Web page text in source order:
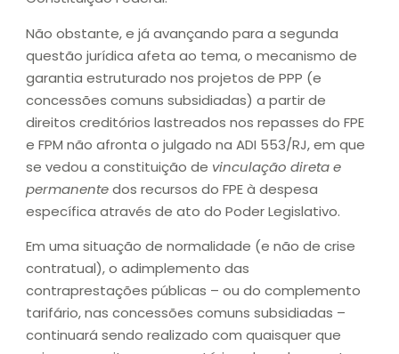
Não obstante, e já avançando para a segunda
questão jurídica afeta ao tema, o mecanismo de
garantia estruturado nos projetos de PPP (e
concessões comuns subsidiadas) a partir de
direitos creditórios lastreados nos repasses do FPE
e FPM não afronta o julgado na ADI 553/RJ, em que
se vedou a constituição de vinculação direta e
permanentedos recursos do FPE à despesa
específica através de ato do Poder Legislativo.
Em uma situação de normalidade (e não de crise
contratual), o adimplemento das
contraprestações públicas – ou do complemento
tarifário, nas concessões comuns subsidiadas –
continuará sendo realizado com quaisquer que